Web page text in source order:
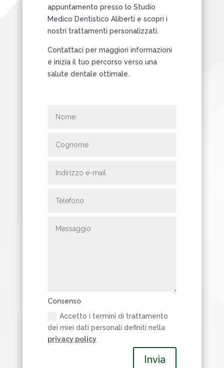
appuntamento presso lo Studio
Medico Dentistico Aliberti e scopri i
nostri trattamenti personalizzati.
Contattaci per maggiori informazioni
e inizia il tuo percorso verso una
salute dentale ottimale.
Consenso
Accetto i termini di trattamento
dei miei dati personali definiti nella
privacy policy
Invia